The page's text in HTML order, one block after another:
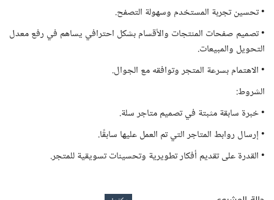
• تحسين تجربة المستخدم وسهولة التصفح.
• تصميم صفحات المنتجات والأقسام بشكل احترافي يساهم في رفع معدل
التحويل والمبيعات.
• الاهتمام بسرعة المتجر وتوافقه مع الجوال.
الشروط:
• خبرة سابقة مثبتة في تصميم متاجر سلة.
• إرسال روابط المتاجر التي تم العمل عليها سابقًا.
• القدرة على تقديم أفكار تطويرية وتحسينات تسويقية للمتجر.